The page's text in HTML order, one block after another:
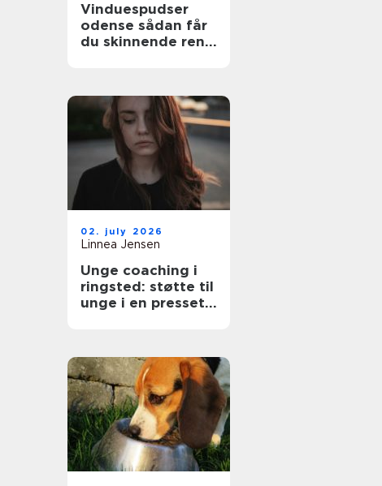
Vinduespudser
odense sådan får
du skinnende rene
02. july 2026
Linnea Jensen
Unge coaching i
ringsted: støtte til
unge i en presset